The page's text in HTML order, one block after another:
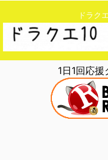
ドラク
1日1回応